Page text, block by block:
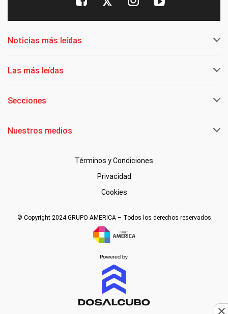
Noticias más leídas
Las más leídas
Secciones
Nuestros medios
Términos y Condiciones
Privacidad
Cookies
© Copyright 2024 GRUPO AMERICA – Todos los derechos reservados